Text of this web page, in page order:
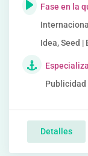
Fase en la
Idea, Seed |
Publicidad
Detalles